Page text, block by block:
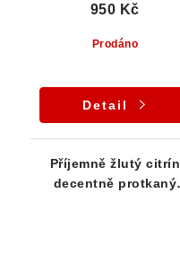
Prodáno
950 Kč
Detail
Příjemně žlutý citrín
decentně protkaný